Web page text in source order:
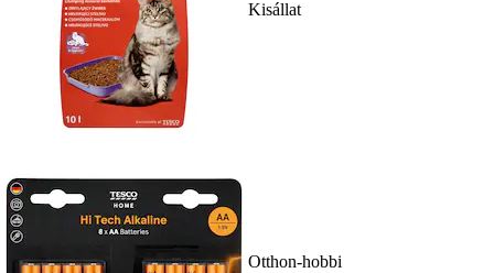
Kisállat
Otthon-hobbi